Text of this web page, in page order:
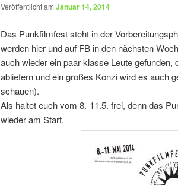
Veröffentlicht am Januar 14, 2014
Das Punkfilmfest steht in der
werden hier und auf FB in den nächsten
auch wieder ein paar klasse Leute
abliefern und ein großes Konzi wird es auch
schauen).
Als haltet euch vom 8.-11.5. frei, denn das
wieder am Start.